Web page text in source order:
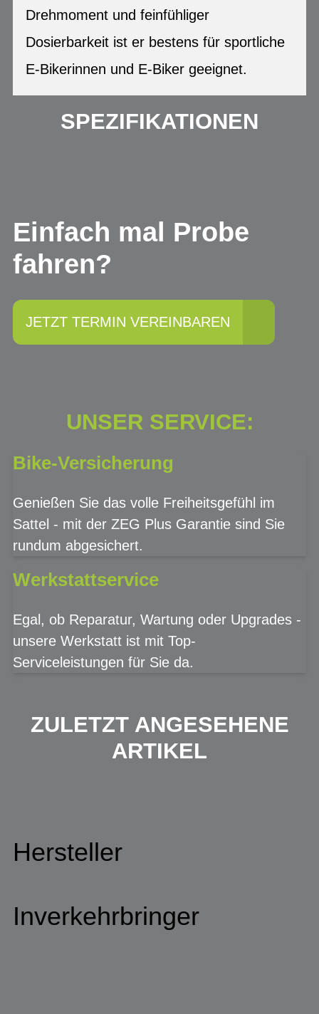
Drehmoment und feinfühliger
Dosierbarkeit ist er bestens für sportliche
E-Bikerinnen und E-Biker geeignet.
SPEZIFIKATIONEN
Einfach mal Probe
fahren?
JETZT TERMIN VEREINBAREN
UNSER SERVICE:
Bike-Versicherung
Genießen Sie das volle Freiheitsgefühl im
Sattel - mit der ZEG Plus Garantie sind Sie
rundum abgesichert.
Werkstattservice
Egal, ob Reparatur, Wartung oder Upgrades -
unsere Werkstatt ist mit Top-
Serviceleistungen für Sie da.
ZULETZT ANGESEHENE
ARTIKEL
Hersteller
Inverkehrbringer